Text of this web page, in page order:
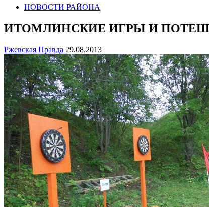
НОВОСТИ РАЙОНА
ИТОМЛИНСКИЕ ИГРЫ И
Ржевская Правда 29.08.2013